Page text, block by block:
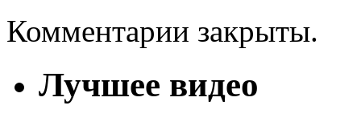
Комментарии закрыты.
Лучшее видео